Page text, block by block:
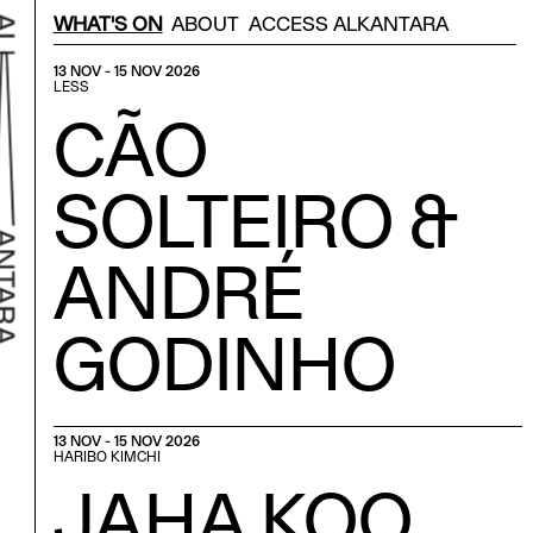
Menu Secondário
WHAT'S ON ABOUT ACCESS ALKANTARA
13 NOV - 15 NOV 2026
LESS
CÃO
SOLTEIRO &
ANDRÉ
GODINHO
13 NOV - 15 NOV 2026
HARIBO KIMCHI